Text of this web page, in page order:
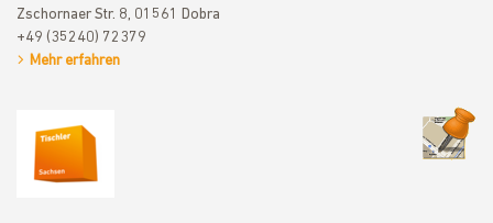
Zschornaer Str. 8, 01561 Dobra
+49 (35240) 72379
Mehr erfahren